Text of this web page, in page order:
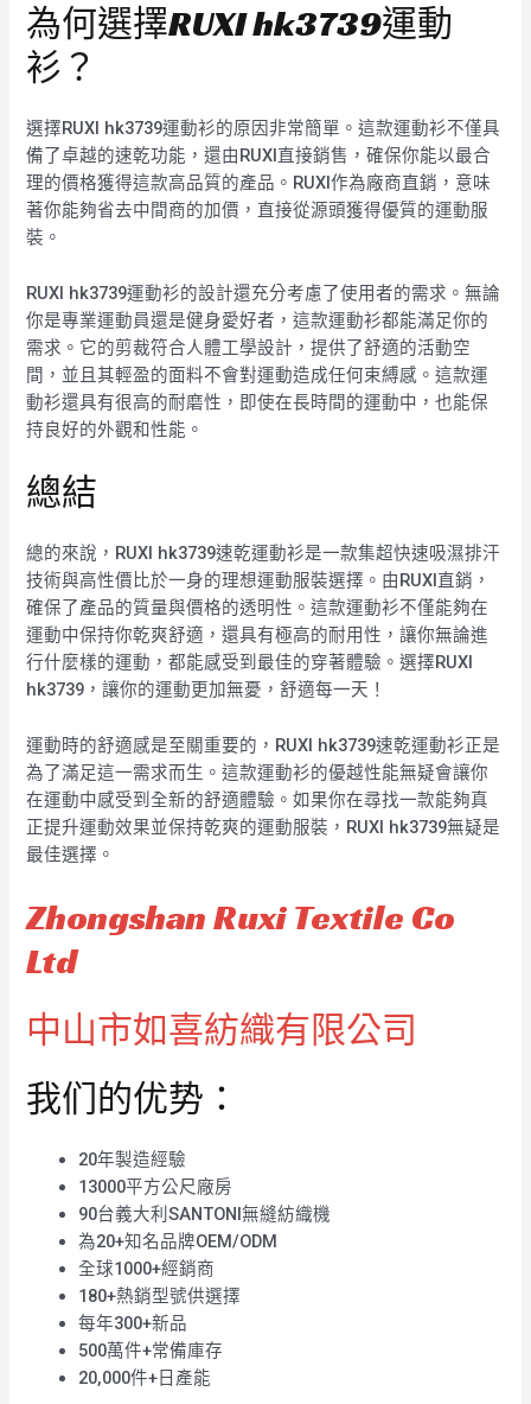
為何選擇RUXI hk3739運動
衫？
選擇RUXI hk3739運動衫的原因非常簡單。這款運動衫不僅具
備了卓越的速乾功能，還由RUXI直接銷售，確保你能以最合
理的價格獲得這款高品質的產品。RUXI作為廠商直銷，意味
著你能夠省去中間商的加價，直接從源頭獲得優質的運動服
裝。
RUXI hk3739運動衫的設計還充分考慮了使用者的需求。無論
你是專業運動員還是健身愛好者，這款運動衫都能滿足你的
需求。它的剪裁符合人體工學設計，提供了舒適的活動空
間，並且其輕盈的面料不會對運動造成任何束縛感。這款運
動衫還具有很高的耐磨性，即使在長時間的運動中，也能保
持良好的外觀和性能。
總結
總的來說，RUXI hk3739速乾運動衫是一款集超快速吸濕排汗
技術與高性價比於一身的理想運動服裝選擇。由RUXI直銷，
確保了產品的質量與價格的透明性。這款運動衫不僅能夠在
運動中保持你乾爽舒適，還具有極高的耐用性，讓你無論進
行什麼樣的運動，都能感受到最佳的穿著體驗。選擇RUXI
hk3739，讓你的運動更加無憂，舒適每一天！
運動時的舒適感是至關重要的，RUXI hk3739速乾運動衫正是
為了滿足這一需求而生。這款運動衫的優越性能無疑會讓你
在運動中感受到全新的舒適體驗。如果你在尋找一款能夠真
正提升運動效果並保持乾爽的運動服裝，RUXI hk3739無疑是
最佳選擇。
Zhongshan Ruxi Textile Co
Ltd
中山市如喜紡織有限公司
我们的优势：
20年製造經驗
13000平方公尺廠房
90台義大利SANTONI無縫紡織機
為20+知名品牌OEM/ODM
全球1000+經銷商
180+熱銷型號供選擇
每年300+新品
500萬件+常備庫存
20,000件+日產能